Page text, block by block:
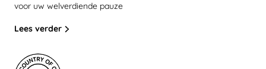
voor uw welverdiende pauze
Lees verder